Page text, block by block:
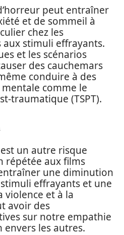
peut entraîner
et de sommeil à
chez les
aux stimuli effrayants.
et les scénarios
des cauchemars
conduire à des
comme le
traumatique (TSPT).
un autre risque
répétée aux films
une diminution
effrayants et une
violence et à la
avoir des
sur notre empathie
les autres.